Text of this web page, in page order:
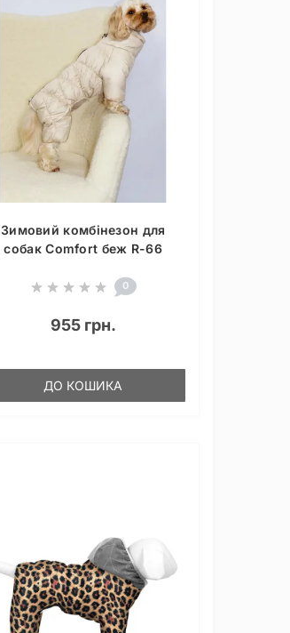
Зимовий комбінезон для
собак Comfort беж R-66
0
955 грн.
ДО КОШИКА